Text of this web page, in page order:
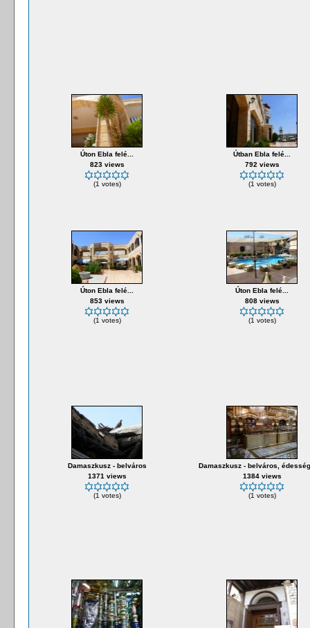
Úton Ebla felé...
823 views
(1 votes)
Útban Ebla felé...
792 views
(1 votes)
Úton Ebla felé...
853 views
(1 votes)
Úton Ebla felé...
808 views
(1 votes)
Damaszkusz - belváros
1371 views
(1 votes)
Damaszkusz - belváros,
1384 views
(1 votes)